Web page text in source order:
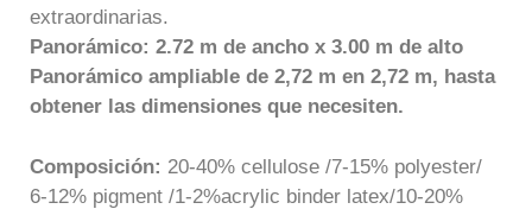
extraordinarias.
Panorámico: 2.72 m de ancho x 3.00 m de alto
Panorámico ampliable de 2,72 m en 2,72 m, hasta
obtener las dimensiones que necesiten.
Composición: 20-40% cellulose /7-15% polyester/
6-12% pigment /1-2%acrylic binder latex/10-20%